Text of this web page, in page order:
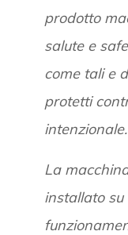
prodotto
salute e
come tali e
protetti
intenzionale.
La
installato su